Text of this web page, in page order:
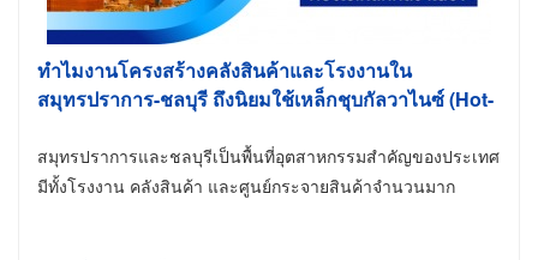
ทำไมงานโครงสร้างคลังสินค้าและโรงงานใน
สมุทรปราการ-ชลบุรี ถึงนิยมใช้เหล็กชุบกัลวาไนซ์ (Hot-
สมุทรปราการและชลบุรีเป็นพื้นที่อุตสาหกรรมสำคัญของประเทศ
มีทั้งโรงงาน คลังสินค้า และศูนย์กระจายสินค้าจำนวนมาก